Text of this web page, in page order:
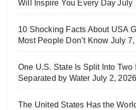
Will Inspire You Every Day July
10 Shocking Facts About USA
Most People Don’t Know July
One U.S. State Is Split Into Two
Separated by Water July 2, 2026
The United States Has the